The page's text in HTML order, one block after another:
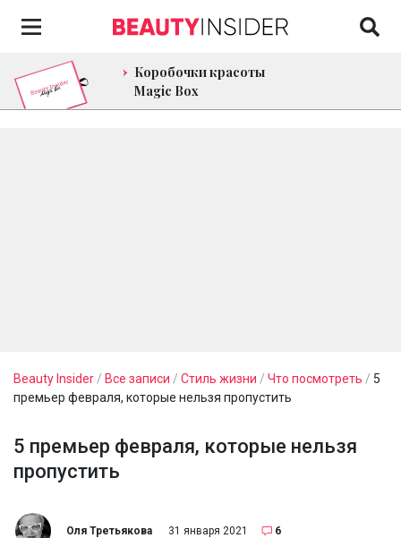
Коробочки красоты
Magic Box
Beauty Insider / Все записи / Стиль жизни / Что посмотреть / 5
премьер февраля, которые нельзя пропустить
5 премьер февраля, которые нельзя
пропустить
Оля Третьякова 31 января 2021 6